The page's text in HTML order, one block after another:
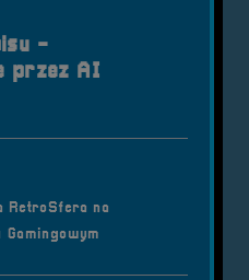
-
przez AI
RetroSfera na